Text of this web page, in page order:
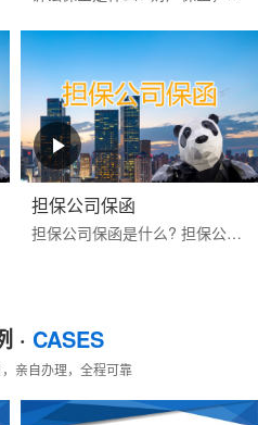
担保公司保函
担保公司保函是什么? 担保公司保函是指担保公司应客户的申请而开立的有担保性质的书面承诺文件，一旦申请人未按其与受益人签订的合同的约定偿还债务或履行约定义务时，由担...
· CASES
亲自办理，全程可靠